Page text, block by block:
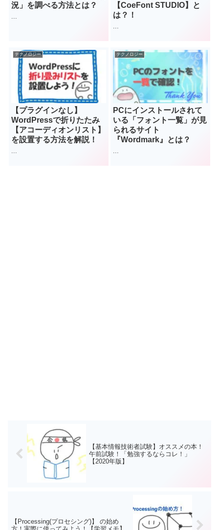
況」を調べる方法とは？
【CoeFont STUDIO】と
は？！
テクノロジー
【プラグインなし】
WordPressで折りたたみ
【アコーディオンリスト】
を設置する方法を解説！
テクノロジー
PCにインストールされて
いる「フォント一覧」が見
られるサイト
『Wordmark』とは？
【基本情報技術者試験】オススメの本！
午前試験！「勉強するならコレ！」
【2020年版】
【Processing(プロセシング)】 の始め